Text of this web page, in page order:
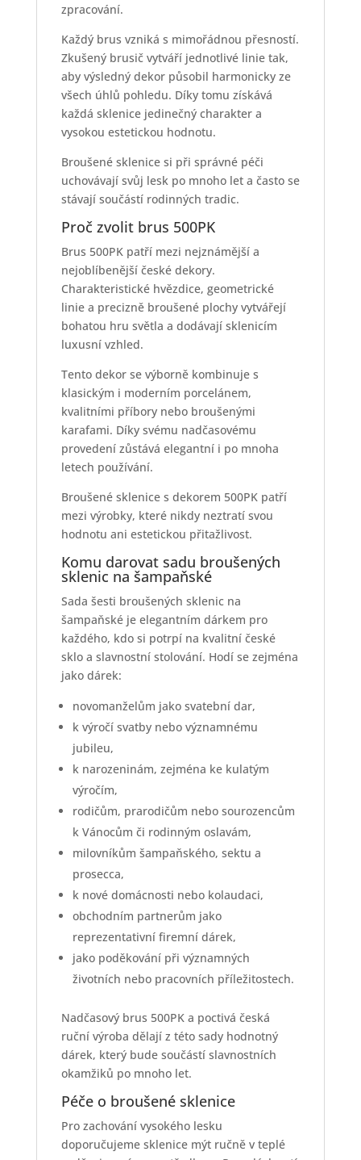
zpracování.
Každý brus vzniká s mimořádnou přesností.
Zkušený brusič vytváří jednotlivé linie tak,
aby výsledný dekor působil harmonicky ze
všech úhlů pohledu. Díky tomu získává
každá sklenice jedinečný charakter a
vysokou estetickou hodnotu.
Broušené sklenice si při správné péči
uchovávají svůj lesk po mnoho let a často se
stávají součástí rodinných tradic.
Proč zvolit brus 500PK
Brus 500PK patří mezi nejznámější a
nejoblíbenější české dekory.
Charakteristické hvězdice, geometrické
linie a precizně broušené plochy vytvářejí
bohatou hru světla a dodávají sklenicím
luxusní vzhled.
Tento dekor se výborně kombinuje s
klasickým i moderním porcelánem,
kvalitními příbory nebo broušenými
karafami. Díky svému nadčasovému
provedení zůstává elegantní i po mnoha
letech používání.
Broušené sklenice s dekorem 500PK patří
mezi výrobky, které nikdy neztratí svou
hodnotu ani estetickou přitažlivost.
Komu darovat sadu broušených
sklenic na šampaňské
Sada šesti broušených sklenic na
šampaňské je elegantním dárkem pro
každého, kdo si potrpí na kvalitní české
sklo a slavnostní stolování. Hodí se zejména
jako dárek:
novomanželům jako svatební dar,
k výročí svatby nebo významnému
jubileu,
k narozeninám, zejména ke kulatým
výročím,
rodičům, prarodičům nebo sourozencům
k Vánocům či rodinným oslavám,
milovníkům šampaňského, sektu a
prosecca,
k nové domácnosti nebo kolaudaci,
obchodním partnerům jako
reprezentativní firemní dárek,
jako poděkování při významných
životních nebo pracovních příležitostech.
Nadčasový brus 500PK a poctivá česká
ruční výroba dělají z této sady hodnotný
dárek, který bude součástí slavnostních
okamžiků po mnoho let.
Péče o broušené sklenice
Pro zachování vysokého lesku
doporučujeme sklenice mýt ručně v teplé